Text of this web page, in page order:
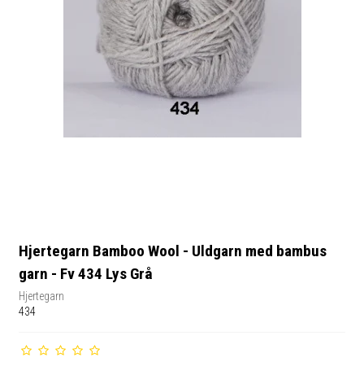
Hjertegarn Bamboo Wool - Uldgarn med bambus
garn - Fv 434 Lys Grå
Hjertegarn
434